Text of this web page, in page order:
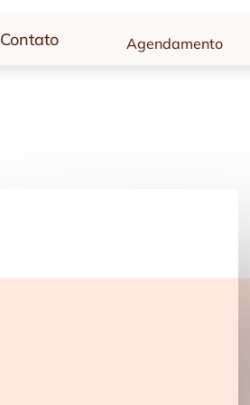
Contato Agendamento